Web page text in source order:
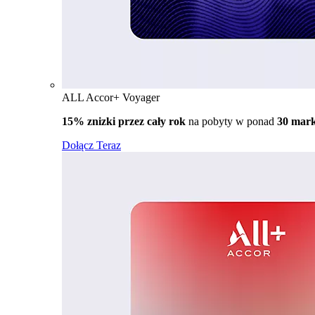
ALL Accor+ Voyager
15% znizki przez cały rok na pobyty w ponad 30
Dołącz Teraz